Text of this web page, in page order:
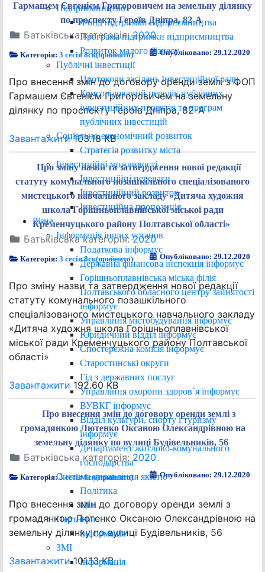
Підприємництво
Фонд підтримки підприємництва
Програма підтримки підприємництва
Розвиток малого бізнесу
Публічні інвестиції
Протоколи засідань Інвестиційної ради
Консолідований перелік публічних
інвестиційних проектів та програм
публічних інвестицій
Соціально-економічний розвиток
Стратегія розвитку міста
Інвестиційні можливості
Інвестиційні переваги
Інвестиційний розвиток
Інвестиційна пропозиція
Різне
Інформація інших установ
Податкова інформує
Державна фінансова інспекція інформує
Горішньоплавнівська міська філія
Полтавського обласного центру зайнятості
інформує
Управління містобудування інформує
Юридичний відділ інформує
Спостережна комісія інформує
Старостинські округи
Гід з державних послуг
Управління охорони здоров`я інформує
ВУВКГ інформує
Відділ культури, спорту і туризму
інформує
Департамент житлово-комунального
господарства
Система управління якістю
Політика
Цілі
Партнери
Інформація
ЗМІ
Інформація
Гармашем Євгенієм Григоровичем на земельну ділянку
по проспекту Героїв Дніпра, 82-А
Батьківська категорія:2020
Категорія:3 сесія 8ск(прийнято) Опубліковано: 29.12.2020
Про внесення змін до договору оренди землі з ФОП
Гармашем Євгенієм Григоровичем на земельну
ділянку по проспекту Героїв Дніпра, 82-А
Завантажити103.18 KB
Про зміну назви та затвердження нової редакції
статуту комунального позашкільного спеціалізованого
мистецького навчального закладу «Дитяча художня
школа Горішньоплавнівської міської ради
Кременчуцького району Полтавської області»
Батьківська категорія:2020
Категорія:3 сесія 8ск(прийнято) Опубліковано: 29.12.2020
Про зміну назви та затвердження нової редакції
статуту комунального позашкільного
спеціалізованого мистецького навчального закладу
«Дитяча художня школа Горішньоплавнівської
міської ради Кременчуцького району Полтавської
області»
Завантажити 192.60 KB
Про внесення змін до договору оренди землі з
громадянкою Лютенко Оксаною Олександрівною на
земельну ділянку по вулиці Будівельників, 56
Батьківська категорія: 2020
Категорія:3 сесія 8ск(прийнято) Опубліковано: 29.12.2020
Про внесення змін до договору оренди землі з
громадянкою Лютенко Оксаною Олександрівною на
земельну ділянку по вулиці Будівельників, 56
Завантажити101.13 KB